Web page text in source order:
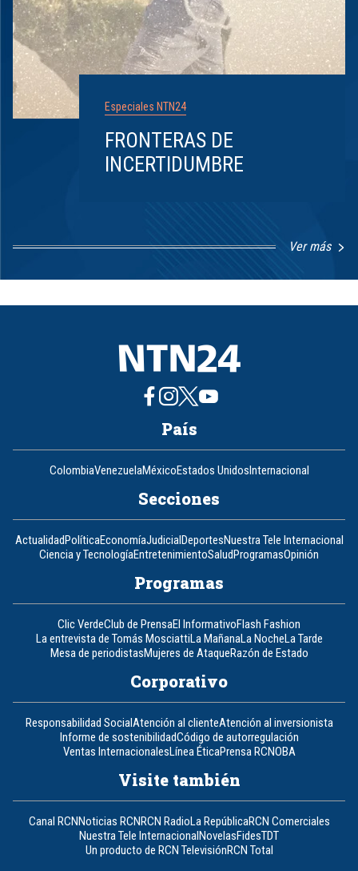
Especiales NTN24
FRONTERAS DE
INCERTIDUMBRE
Ver más
1
8
País
ColombiaVenezuelaMéxicoEstados UnidosInternacional
Secciones
ActualidadPolíticaEconomíaJudicialDeportesNuestra Tele Internacional
Ciencia y TecnologíaEntretenimientoSaludProgramasOpinión
Programas
Clic VerdeClub de PrensaEl InformativoFlash Fashion
La entrevista de Tomás MosciattiLa MañanaLa NocheLa Tarde
Mesa de periodistasMujeres de AtaqueRazón de Estado
Corporativo
Responsabilidad SocialAtención al clienteAtención al inversionista
Informe de sostenibilidadCódigo de autorregulación
Ventas InternacionalesLínea ÉticaPrensa RCNOBA
Visite también
Canal RCNNoticias RCNRCN RadioLa RepúblicaRCN Comerciales
Nuestra Tele InternacionalNovelasFidesTDT
Un producto de RCN TelevisiónRCN Total